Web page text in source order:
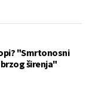
"Smrtonosni
širenja"